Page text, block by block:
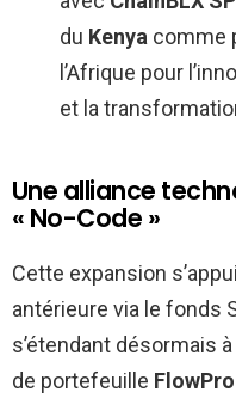
du Kenya comme
l’Afrique pour
et la
Une alliance
« No-Code »
Cette expansion
antérieure via le fonds
s’étendant désormais
de portefeuille